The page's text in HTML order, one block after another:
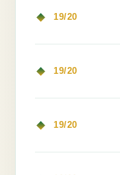
19/20
19/20
19/20